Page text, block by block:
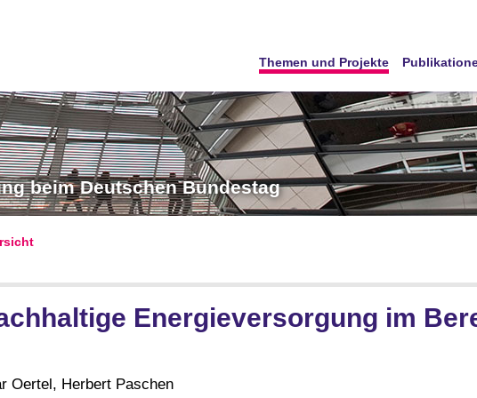
Themen und Projekte
beim Deutschen Bundestag
Energieversorgung im
Oertel, Herbert Paschen